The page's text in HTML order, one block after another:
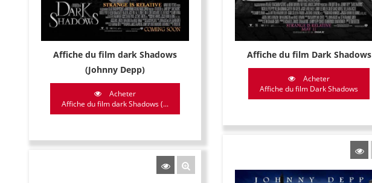
Affiche du film dark Shadows
(Johnny Depp)
Acheter
Affiche du film dark Shadows (...
Affiche du film Dark Shadows
Acheter
Affiche du film Dark Shadows